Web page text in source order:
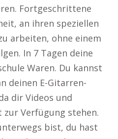
Fortgeschrittene
an ihren speziellen
arbeiten, ohne einem
In 7 Tagen deine
Waren. Du kannst
deinen E-Gitarren-
dir Videos und
Verfügung stehen.
bist, du hast